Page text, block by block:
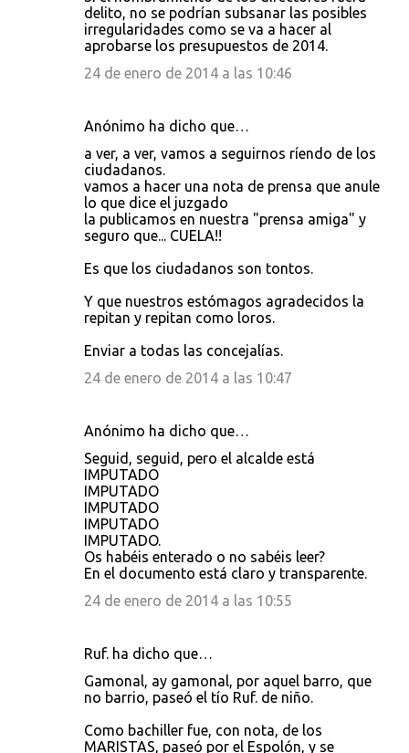
delito, no se podrían subsanar las posibles
irregularidades como se va a hacer al
aprobarse los presupuestos de 2014.
24 de enero de 2014 a las 10:46
Anónimo ha dicho que…
a ver, a ver, vamos a seguirnos ríendo de los
ciudadanos.
vamos a hacer una nota de prensa que anule
lo que dice el juzgado
la publicamos en nuestra "prensa amiga" y
seguro que... CUELA!!
Es que los ciudadanos son tontos.
Y que nuestros estómagos agradecidos la
repitan y repitan como loros.
Enviar a todas las concejalías.
24 de enero de 2014 a las 10:47
Anónimo ha dicho que…
Seguid, seguid, pero el alcalde está
IMPUTADO
IMPUTADO
IMPUTADO
IMPUTADO
IMPUTADO.
Os habéis enterado o no sabéis leer?
En el documento está claro y transparente.
24 de enero de 2014 a las 10:55
Ruf. ha dicho que…
Gamonal, ay gamonal, por aquel barro, que
no barrio, paseó el tío Ruf. de niño.
Como bachiller fue, con nota, de los
MARISTAS, paseó por el Espolón, y se